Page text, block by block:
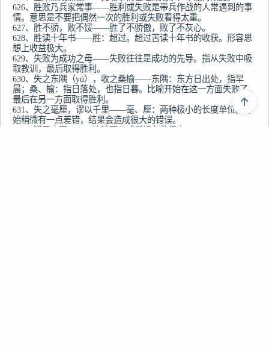
626、胜败乃兵家常事——胜利或失败是带兵作战的人常遇到的事
情。意思是不要把偶然一次的胜利或失败看得太重。
627、胜不骄，败不馁——胜了不骄傲，败了不灰心。
628、胜读十年书——胜：超过。超过苦读十年书的收获。形容思
想上收益极大。
629、失败为成功之母——失败往往是成功的先导。指从失败中吸
取教训，最后取得胜利。
630、失之东隅（yú），收之桑榆——东隅：东方日出处，指早
晨；桑、榆：指日落处，也指日暮。比喻开始在这一方面失败了，
最后在另一方面取得胜利。
631、失之毫厘，谬以千里——毫、厘：两种极小的长度单位。开
始稍微有一点差错，结果会造成很大的错误。